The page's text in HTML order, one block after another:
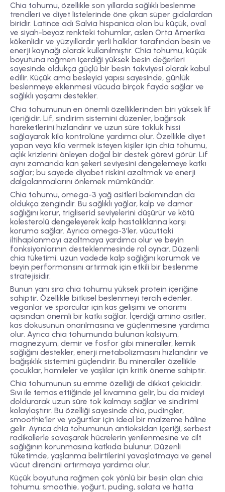
Chia tohumu, özellikle son yıllarda sağlıklı beslenme
trendleri ve diyet listelerinde öne çıkan süper gıdalardan
biridir. Latince adı Salvia hispanica olan bu küçük, oval
ve siyah-beyaz renkteki tohumlar, aslen Orta Amerika
kökenlidir ve yüzyıllardır yerli halklar tarafından besin ve
enerji kaynağı olarak kullanılmıştır. Chia tohumu, küçük
boyutuna rağmen içerdiği yüksek besin değerleri
sayesinde oldukça güçlü bir besin takviyesi olarak kabul
edilir. Küçük ama besleyici yapısı sayesinde, günlük
beslenmeye eklenmesi vücuda birçok fayda sağlar ve
sağlıklı yaşamı destekler.
Chia tohumunun en önemli özelliklerinden biri yüksek lif
içeriğidir. Lif, sindirim sistemini düzenler, bağırsak
hareketlerini hızlandırır ve uzun süre tokluk hissi
sağlayarak kilo kontrolüne yardımcı olur. Özellikle diyet
yapan veya kilo vermek isteyen kişiler için chia tohumu,
açlık krizlerini önleyen doğal bir destek görevi görür. Lif
aynı zamanda kan şekeri seviyesini dengelemeye katkı
sağlar; bu sayede diyabet riskini azaltmak ve enerji
dalgalanmalarını önlemek mümkündür.
Chia tohumu, omega-3 yağ asitleri bakımından da
oldukça zengindir. Bu sağlıklı yağlar, kalp ve damar
sağlığını korur, trigliserid seviyelerini düşürür ve kötü
kolesterolü dengeleyerek kalp hastalıklarına karşı
koruma sağlar. Ayrıca omega-3’ler, vücuttaki
iltihaplanmayı azaltmaya yardımcı olur ve beyin
fonksiyonlarının desteklenmesinde rol oynar. Düzenli
chia tüketimi, uzun vadede kalp sağlığını korumak ve
beyin performansını artırmak için etkili bir beslenme
stratejisidir.
Bunun yanı sıra chia tohumu yüksek protein içeriğine
sahiptir. Özellikle bitkisel beslenmeyi tercih edenler,
veganlar ve sporcular için kas gelişimi ve onarımı
açısından önemli bir katkı sağlar. İçerdiği amino asitler,
kas dokusunun onarılmasına ve güçlenmesine yardımcı
olur. Ayrıca chia tohumunda bulunan kalsiyum,
magnezyum, demir ve fosfor gibi mineraller, kemik
sağlığını destekler, enerji metabolizmasını hızlandırır ve
bağışıklık sistemini güçlendirir. Bu mineraller özellikle
çocuklar, hamileler ve yaşlılar için kritik öneme sahiptir.
Chia tohumunun su emme özelliği de dikkat çekicidir.
Sıvı ile temas ettiğinde jel kıvamına gelir, bu da mideyi
doldurarak uzun süre tok kalmayı sağlar ve sindirimi
kolaylaştırır. Bu özelliği sayesinde chia, pudingler,
smoothie’ler ve yoğurtlar için ideal bir malzeme hâline
gelir. Ayrıca chia tohumunun antioksidan içeriği, serbest
radikallerle savaşarak hücrelerin yenilenmesine ve cilt
sağlığının korunmasına katkıda bulunur. Düzenli
tüketimde, yaşlanma belirtilerini yavaşlatmaya ve genel
vücut direncini artırmaya yardımcı olur.
Küçük boyutuna rağmen çok yönlü bir besin olan chia
tohumu, smoothie, yoğurt, puding, salata ve hatta